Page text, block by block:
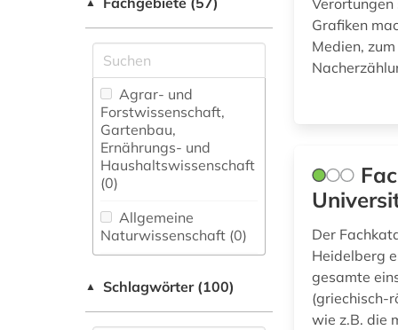
Agrar- und
Forstwissenschaft,
Gartenbau,
Ernährungs- und
Haushaltswissenschaft
(0)
Allgemeine
Naturwissenschaft (0)
fachübergreifende
▲ Schlagwörter (100)
Grafiken
Medien,
Der
Heidelberg
gesamte
(griechisch-
wie z.B. die